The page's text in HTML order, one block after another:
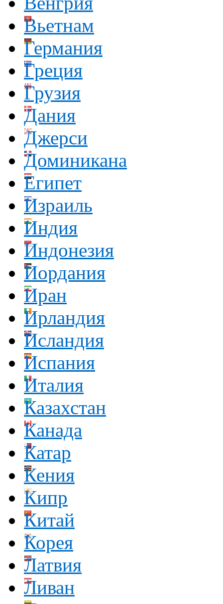
Вьетнам
Германия
Греция
Грузия
Дания
Джерси
Доминикана
Египет
Израиль
Индия
Индонезия
Иордания
Иран
Ирландия
Исландия
Испания
Италия
Казахстан
Канада
Катар
Кения
Кипр
Китай
Корея
Латвия
Ливан